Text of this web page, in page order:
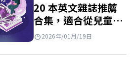
20 本英文雜誌推薦
合集，適合從兒童到
成人的所有程度讀者
2026年/01月/19日